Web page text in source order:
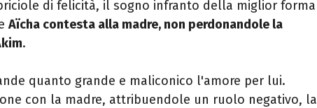
di felicità, il sogno infranto della miglior forma
Aïcha contesta alla madre, non perdonandole la
.
quanto grande e maliconico l'amore per lui.
con la madre, attribuendole un ruolo negativo, la